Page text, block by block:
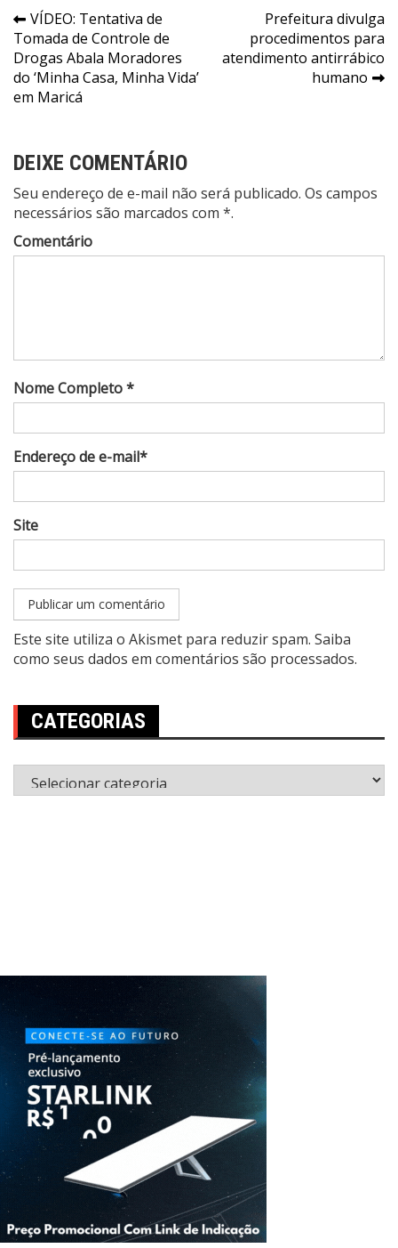
Navegação
de
Post
VÍDEO: Tentativa de
Tomada de Controle de
Drogas Abala Moradores
do ‘Minha Casa, Minha Vida’
em Maricá
Prefeitura divulga
procedimentos para
atendimento antirrábico
humano
DEIXE COMENTÁRIO
Seu endereço de e-mail não será publicado. Os campos
necessários são marcados com *.
Comentário
Nome Completo *
Endereço de e-mail*
Site
Este site utiliza o Akismet para reduzir spam. Saiba
como seus dados em comentários são processados.
CATEGORIAS
Categorias